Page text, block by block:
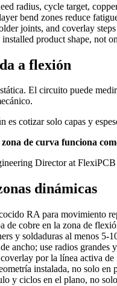
radius, cycle target,
bend zones reduce
joints, and coverlay
product shape, not
a flexión
El circuito puede
es cotizar solo capas y
de curva funciona
Director at FlexiPCB
dinámicas
RA para movimiento
de cobre en la zona de
y soldaduras al menos 5-
ancho; use radios grandes
por la línea activa
instalada, no solo en
y ciclos en el plano, no